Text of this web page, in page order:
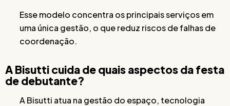
Esse modelo concentra os principais serviços em
uma única gestão, o que reduz riscos de falhas de
coordenação.
A Bisutti cuida de quais aspectos da festa
de debutante?
A Bisutti atua na gestão do espaço, tecnologia